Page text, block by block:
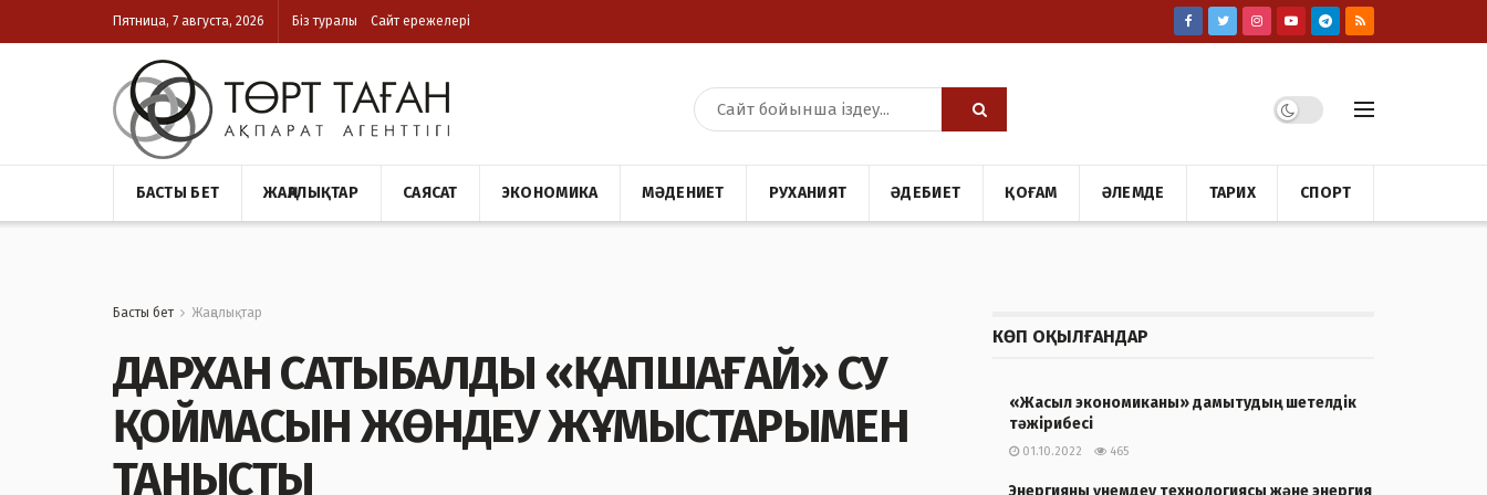
Пятница, 7 августа, 2026 Біз туралы Сайт ережелері
БАСТЫ БЕТ ЖАҢАЛЫҚТАР САЯСАТ ЭКОНОМИКА МӘДЕНИЕТ РУХАНИЯТ ӘДЕБИЕТ ҚОҒАМ ӘЛЕМДЕ ТАРИХ СПОРТ
Басты бет Жаңалықтар
ДАРХАН САТЫБАЛДЫ «ҚАПШАҒАЙ» СУ
ҚОЙМАСЫН ЖӨНДЕУ ЖҰМЫСТАРЫМЕН
ТАНЫСТЫ
КӨП ОҚЫЛҒАНДАР
«Жасыл экономиканы» дамытудың шетелдік
тәжірибесі
01.10.2022 465
Энергияны үнемдеу технологиясы және энергия